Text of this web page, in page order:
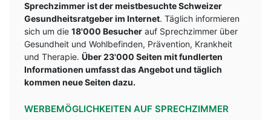
Sprechzimmer ist der meistbesuchte Schweizer
Gesundheitsratgeber im Internet. Täglich informieren
sich um die 18'000 Besucher auf Sprechzimmer über
Gesundheit und Wohlbefinden, Prävention, Krankheit
und Therapie. Über 23'000 Seiten mit fundlerten
Informationen umfasst das Angebot und täglich
kommen neue Seiten dazu.
WERBEMÖGLICHKEITEN AUF SPRECHZIMMER